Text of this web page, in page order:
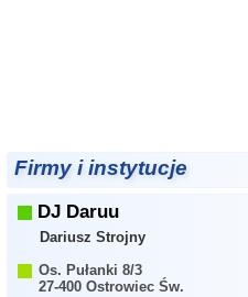
Firmy i instytucje
DJ Daruu
Dariusz Strojny
Os. Pułanki 8/3
27-400 Ostrowiec Św.